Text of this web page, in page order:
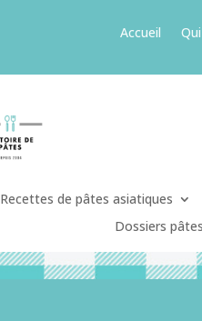
Accueil
Recettes de pâtes asiatiques
Dossiers pâtes